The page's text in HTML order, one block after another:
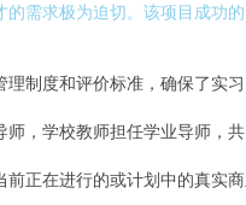
需求极为迫切。该项目成功
理制度和评价标准，确保了实
师，学校教师担任学业导师，
前正在进行的或计划中的真实